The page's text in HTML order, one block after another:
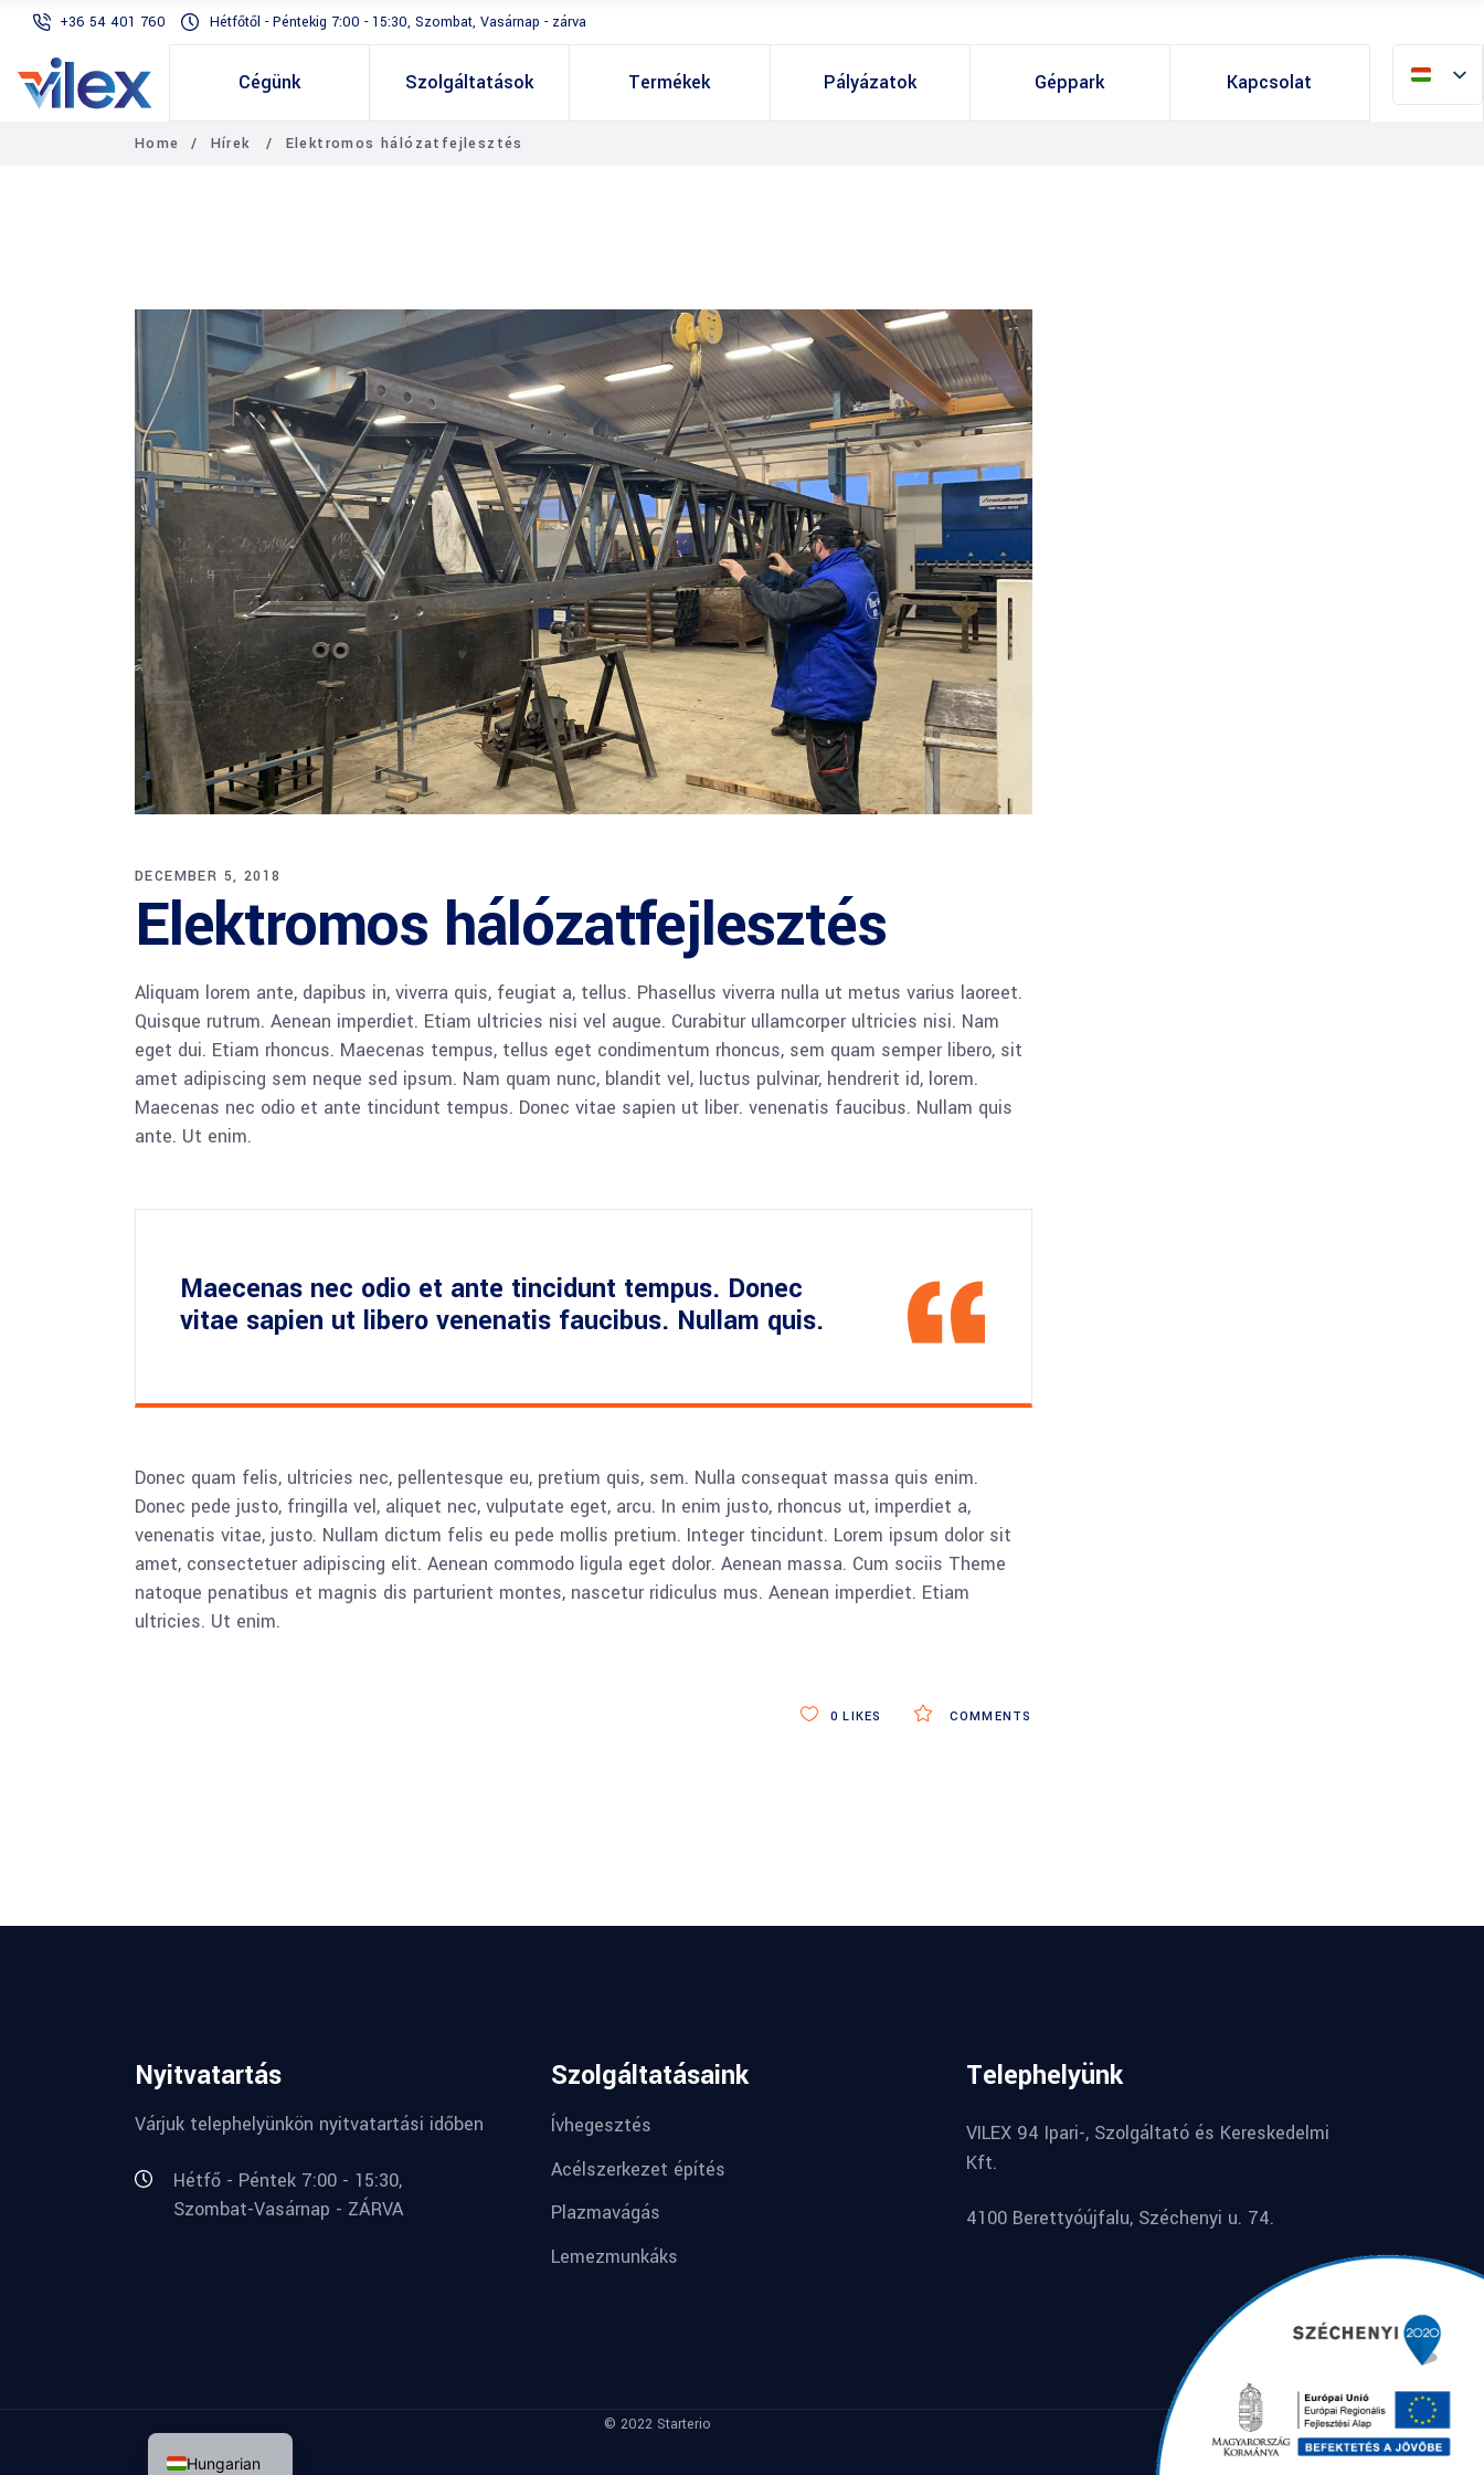
+36 54 401 760 Hétfőtől - Péntekig 7:00 - 15:30, Szombat, Vasárnap - zárva
Cégünk Szolgáltatások Termékek Pályázatok Géppark Kapcsolat
Home / Hírek / Elektromos hálózatfejlesztés
DECEMBER 5, 2018
Elektromos hálózatfejlesztés
Aliquam lorem ante, dapibus in, viverra quis, feugiat a, tellus. Phasellus viverra nulla ut metus varius laoreet.
Quisque rutrum. Aenean imperdiet. Etiam ultricies nisi vel augue. Curabitur ullamcorper ultricies nisi. Nam
eget dui. Etiam rhoncus. Maecenas tempus, tellus eget condimentum rhoncus, sem quam semper libero, sit
amet adipiscing sem neque sed ipsum. Nam quam nunc, blandit vel, luctus pulvinar, hendrerit id, lorem.
Maecenas nec odio et ante tincidunt tempus. Donec vitae sapien ut liber. venenatis faucibus. Nullam quis
ante. Ut enim.
Maecenas nec odio et ante tincidunt tempus. Donec
vitae sapien ut libero venenatis faucibus. Nullam quis.
Donec quam felis, ultricies nec, pellentesque eu, pretium quis, sem. Nulla consequat massa quis enim.
Donec pede justo, fringilla vel, aliquet nec, vulputate eget, arcu. In enim justo, rhoncus ut, imperdiet a,
venenatis vitae, justo. Nullam dictum felis eu pede mollis pretium. Integer tincidunt. Lorem ipsum dolor sit
amet, consectetuer adipiscing elit. Aenean commodo ligula eget dolor. Aenean massa. Cum sociis Theme
natoque penatibus et magnis dis parturient montes, nascetur ridiculus mus. Aenean imperdiet. Etiam
ultricies. Ut enim.
COMMENTS
0 LIKES
Nyitvatartás
Várjuk telephelyünkön nyitvatartási időben
Hétfő - Péntek 7:00 - 15:30,
Szombat-Vasárnap - ZÁRVA
Szolgáltatásaink
Ívhegesztés
Acélszerkezet építés
Plazmavágás
Lemezmunkáks
Telephelyünk
VILEX 94 Ipari-, Szolgáltató és Kereskedelmi
Kft.
4100 Berettyóújfalu, Széchenyi u. 74.
© 2022 Starterio
Hungarian